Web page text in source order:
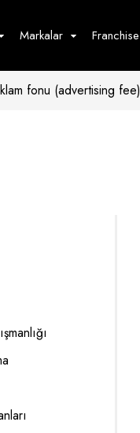
Markalar
Yiyecek - İçecek
Franchise
fonu (advertising fee)